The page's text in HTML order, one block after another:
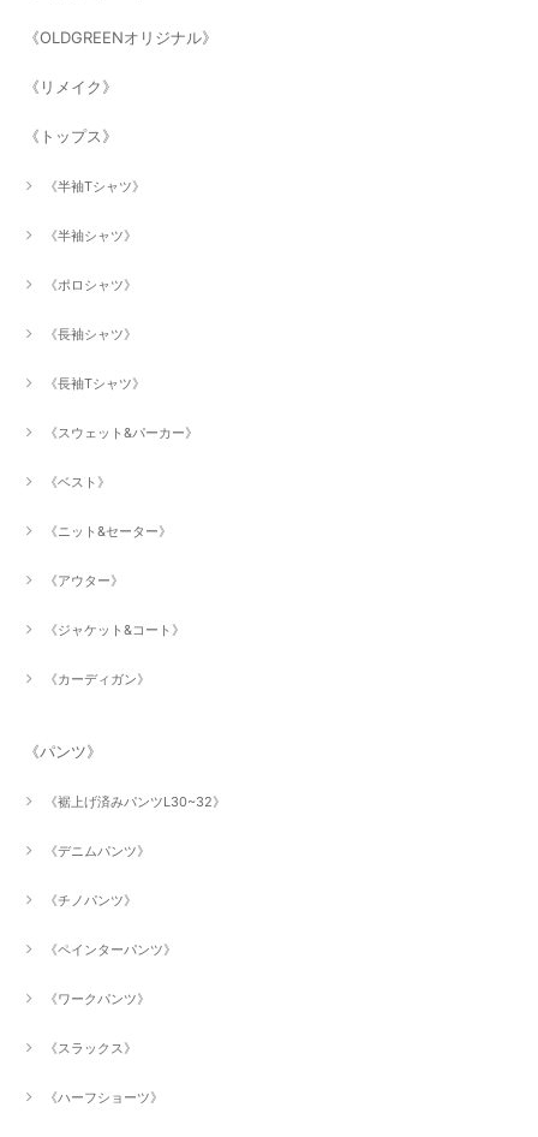
《OLDGREENオリジナル》
《リメイク》
《トップス》
《半袖Tシャツ》
《半袖シャツ》
《ポロシャツ》
《長袖シャツ》
《長袖Tシャツ》
《スウェット&パーカー》
《ベスト》
《ニット&セーター》
《アウター》
《ジャケット&コート》
《カーディガン》
《パンツ》
《裾上げ済みパンツL30~32》
《デニムパンツ》
《チノパンツ》
《ペインターパンツ》
《ワークパンツ》
《スラックス》
《ハーフショーツ》